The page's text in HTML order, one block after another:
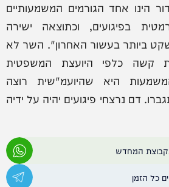
הינו אחד הגורמים המשמעותיים
בפיגועים, וכתוצאה ישירה
ביותר בעשור האחרון". השר לא
קשה כלפי היועצת המשפטית
היא שהיועמ"שית רוצה
דם נרצחי פיגועים יהיה על ידיה
המחדש
כל הזמן